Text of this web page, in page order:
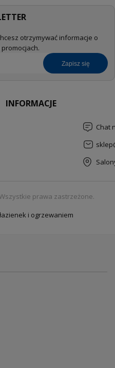
otrzymywać informacje o
zapisz się
INFORMACJE
Chat
prawa zastrzeżone.
i ogrzewaniem